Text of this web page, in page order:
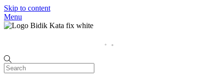
Skip to content
Menu